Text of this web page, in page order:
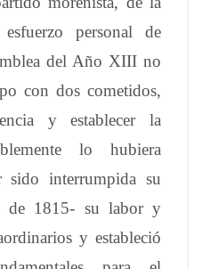
personal de
del Año XIII no
con dos cometidos,
y establecer la
lo hubiera
interrumpida su
de 1815- su labor y
y estableció